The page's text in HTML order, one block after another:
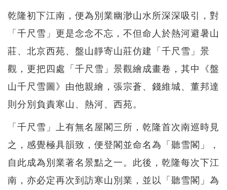
乾隆初下江南，便為別業幽渺山水所深深吸引，對
「千尺雪」更是念念不忘，不但命人於熱河避暑山
莊、北京西苑、盤山靜寄山莊仿建「千尺雪」景
觀，更把四處「千尺雪」景觀繪成畫卷，其中《盤
山千尺雪圖》由他親繪，張宗蒼、錢維城、董邦達
則分別負責寒山、熱河、西苑。
「千尺雪」上有無名屋閣三所，乾隆首次南巡時見
之，感覺極具韻致，便登閣並命名為「聽雪閣」，
自此成為別業著名景點之一。此後，乾隆每次下江
南，亦必定再次到訪寒山別業，並以「聽雪閣」為